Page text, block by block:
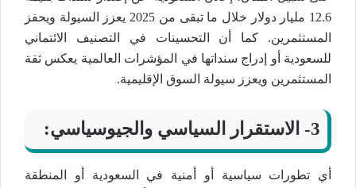
12.6 مليار دولار خلال ما تبقى من 2025 يعزز السيولة ويحفز
المستثمرين. كما أن التحسينات في التصنيف الائتماني
للسعودية أو إدراج سنداتها في المؤشرات العالمية يعكس ثقة
المستثمرين ويعزز سيولة السوق الإقليمية.
3- الاستقرار السياسي والجيوسياسي:
أي تطورات سياسية أو أمنية في السعودية أو المنطقة